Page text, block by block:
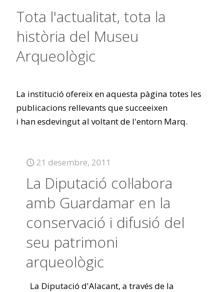
Tota l'actualitat, tota la
història del Museu
Arqueològic
La institució ofereix en aquesta pàgina totes les
publicacions rellevants que succeeixen
i han esdevingut al voltant de l'entorn Marq.
21 desembre, 2011
La Diputació col·labora
amb Guardamar en la
conservació i difusió del
seu patrimoni
arqueològic
La Diputació d'Alacant, a través de la